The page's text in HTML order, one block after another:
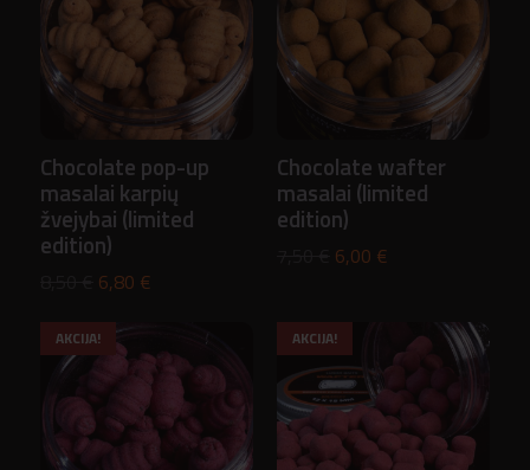
Chocolate pop-up
masalai karpių
žvejybai (limited
edition)
Original
was:
8,50 €.
6,80 €
6,80 €.
Chocolate wafter
masalai (limited
edition)
Original
was:
7,50 €.
6,00 €
6,00 €.
AKCIJA! AKCIJA!